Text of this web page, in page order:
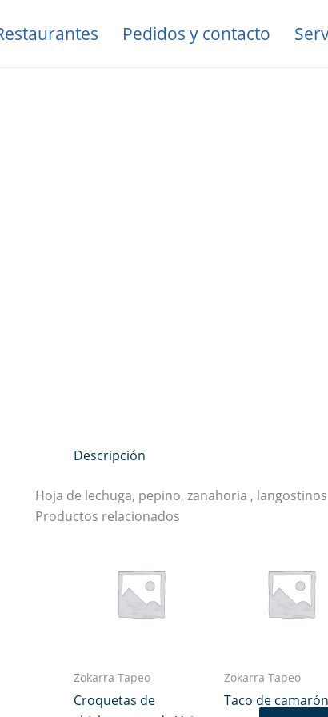
Pedidos y contacto
Descripción
Hoja de lechuga, pepino, zanahoria ,
Productos relacionados
Zokarra Tapeo
Croquetas de
Zokarra Tapeo
Taco de camarón